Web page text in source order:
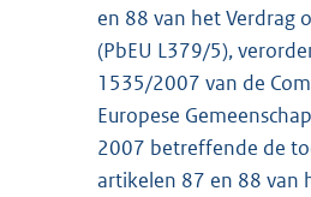
en 88 van het Verdrag
(PbEU L379/5),
1535/2007 van de
Europese
2007 betreffende de
artikelen 87 en 88 van